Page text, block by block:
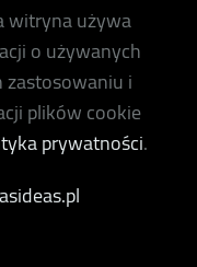
witryna używa
o używanych
zastosowaniu i
plików cookie
prywatności.